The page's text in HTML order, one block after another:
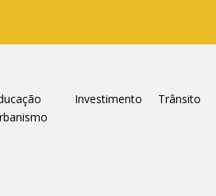
Investimento
Trânsito